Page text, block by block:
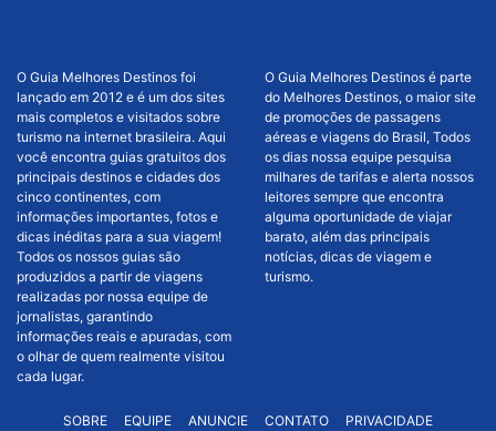
O Guia Melhores Destinos foi
lançado em 2012 e é um dos sites
mais completos e visitados sobre
turismo na internet brasileira. Aqui
você encontra guias gratuitos dos
principais destinos e cidades dos
cinco continentes, com
informações importantes, fotos e
dicas inéditas para a sua viagem!
Todos os nossos guias são
produzidos a partir de viagens
realizadas por nossa equipe de
jornalistas, garantindo
informações reais e apuradas, com
o olhar de quem realmente visitou
cada lugar.
O Guia Melhores Destinos é parte
do Melhores Destinos, o maior site
de promoções de passagens
aéreas e viagens do Brasil, Todos
os dias nossa equipe pesquisa
milhares de tarifas e alerta nossos
leitores sempre que encontra
alguma oportunidade de viajar
barato, além das principais
notícias, dicas de viagem e
turismo.
SOBRE EQUIPE ANUNCIE CONTATO PRIVACIDADE